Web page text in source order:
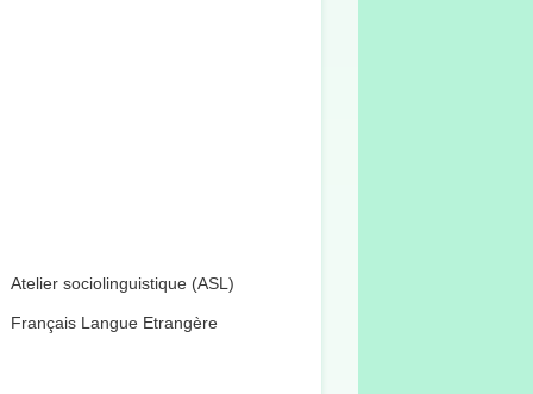
Atelier sociolinguistique (ASL)
Français Langue Etrangère